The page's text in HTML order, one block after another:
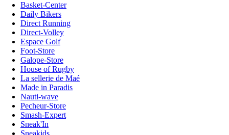
Basket-Center
Daily Bikers
Direct Running
Direct-Volley
Espace Golf
Foot-Store
Galope-Store
House of Rugby
La sellerie de Maé
Made in Paradis
Nauti-wave
Pecheur-Store
Smash-Expert
Sneak'In